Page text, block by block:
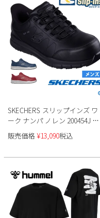
SKECHERS スリップインズ ワ
ーク ナンパ ノレン 200454J メ
ンズ
販売価格 ¥13,090税込